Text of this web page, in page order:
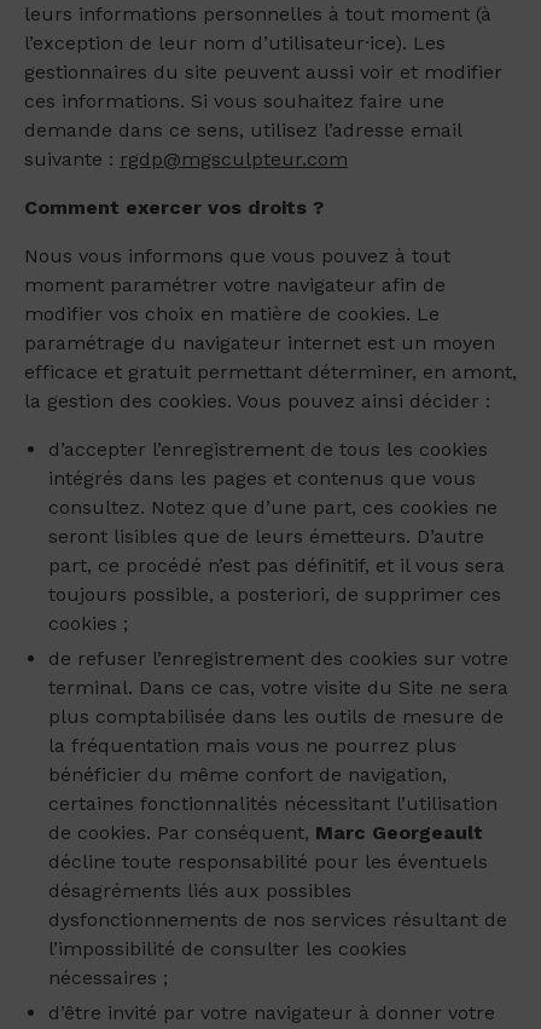
leurs informations personnelles à tout moment (à
l’exception de leur nom d’utilisateur·ice). Les
gestionnaires du site peuvent aussi voir et modifier
ces informations. Si vous souhaitez faire une
demande dans ce sens, utilisez l’adresse email
suivante : rgdp@mgsculpteur.com
Comment exercer vos droits ?
Nous vous informons que vous pouvez à tout
moment paramétrer votre navigateur afin de
modifier vos choix en matière de cookies. Le
paramétrage du navigateur internet est un moyen
efficace et gratuit permettant déterminer, en amont,
la gestion des cookies. Vous pouvez ainsi décider :
d’accepter l’enregistrement de tous les cookies
intégrés dans les pages et contenus que vous
consultez. Notez que d’une part, ces cookies ne
seront lisibles que de leurs émetteurs. D’autre
part, ce procédé n’est pas définitif, et il vous sera
toujours possible, a posteriori, de supprimer ces
cookies ;
de refuser l’enregistrement des cookies sur votre
terminal. Dans ce cas, votre visite du Site ne sera
plus comptabilisée dans les outils de mesure de
la fréquentation mais vous ne pourrez plus
bénéficier du même confort de navigation,
certaines fonctionnalités nécessitant l’utilisation
de cookies. Par conséquent, Marc Georgeault
décline toute responsabilité pour les éventuels
désagréments liés aux possibles
dysfonctionnements de nos services résultant de
l’impossibilité de consulter les cookies
nécessaires ;
d’être invité par votre navigateur à donner votre